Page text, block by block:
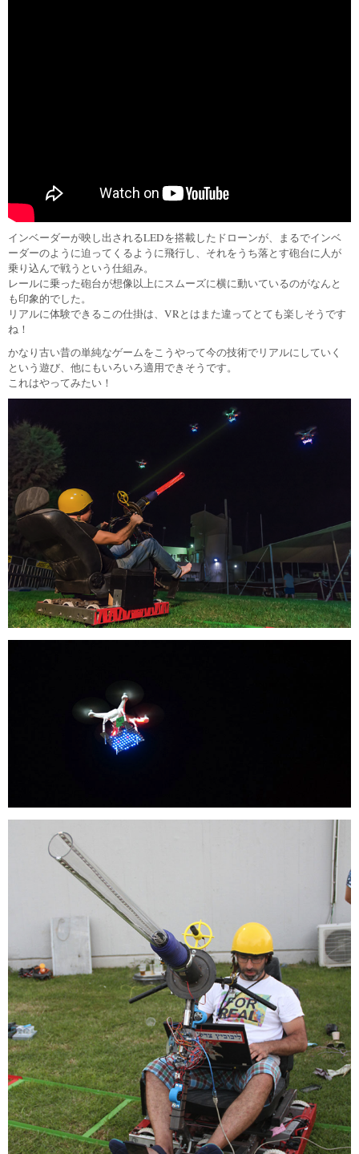
インベーダーが映し出されるLEDを搭載したドローンが、まるでインベ
ーダーのように迫ってくるように飛行し、それをうち落とす砲台に人が
乗り込んで戦うという仕組み。
レールに乗った砲台が想像以上にスムーズに横に動いているのがなんと
も印象的でした。
リアルに体験できるこの仕掛は、VRとはまた違ってとても楽しそうです
ね！
かなり古い昔の単純なゲームをこうやって今の技術でリアルにしていく
という遊び、他にもいろいろ適用できそうです。
これはやってみたい！